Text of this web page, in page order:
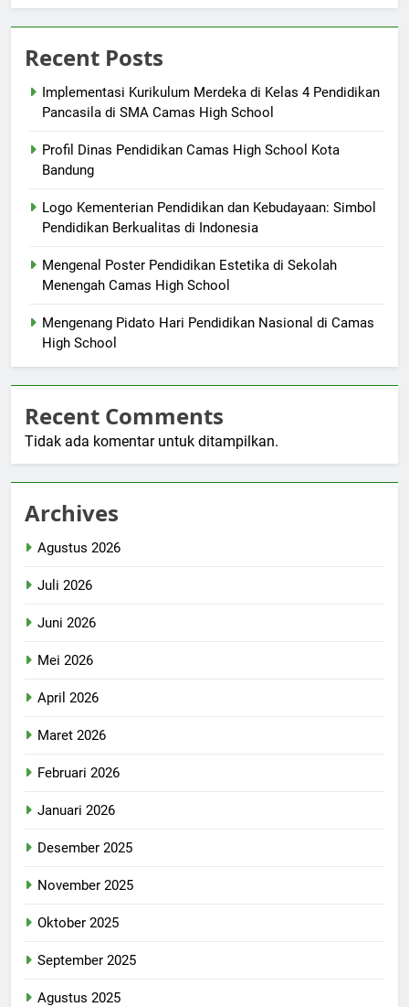
Recent Posts
Implementasi Kurikulum Merdeka di Kelas 4 Pendidikan
Pancasila di SMA Camas High School
Profil Dinas Pendidikan Camas High School Kota
Bandung
Logo Kementerian Pendidikan dan Kebudayaan: Simbol
Pendidikan Berkualitas di Indonesia
Mengenal Poster Pendidikan Estetika di Sekolah
Menengah Camas High School
Mengenang Pidato Hari Pendidikan Nasional di Camas
High School
Recent Comments
Tidak ada komentar untuk ditampilkan.
Archives
Agustus 2026
Juli 2026
Juni 2026
Mei 2026
April 2026
Maret 2026
Februari 2026
Januari 2026
Desember 2025
November 2025
Oktober 2025
September 2025
Agustus 2025